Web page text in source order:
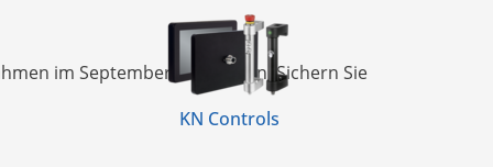
KN Controls
im September stattfinden. Sichern Sie